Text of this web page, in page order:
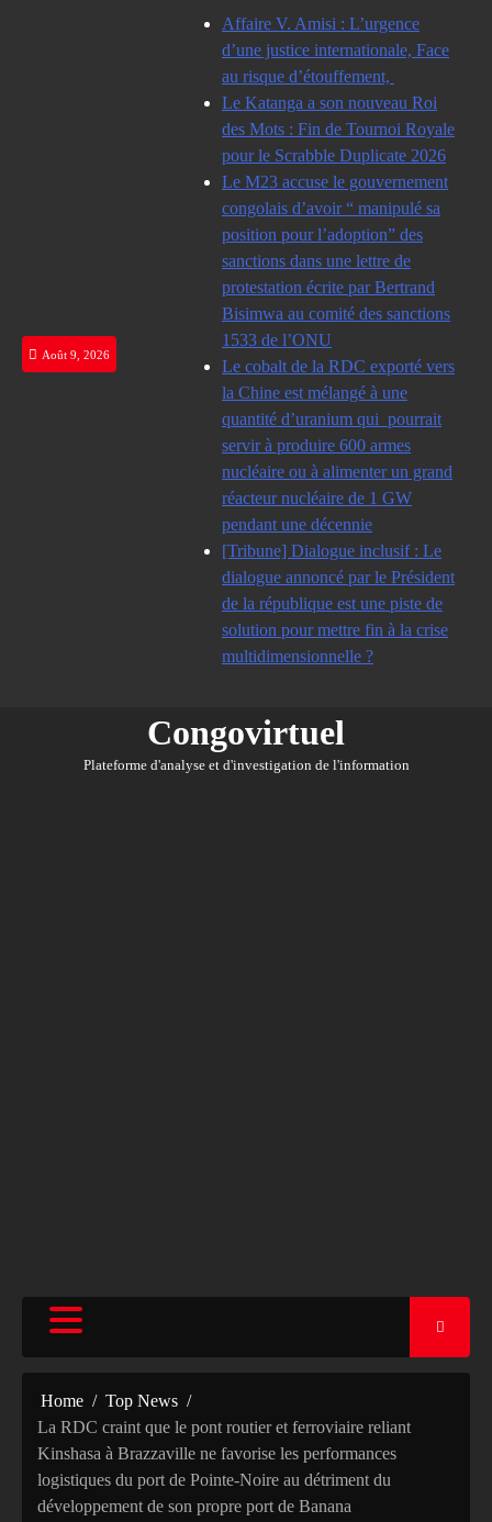
Août 9, 2026
Affaire V. Amisi : L’urgence
d’une justice internationale, Face
au risque d’étouffement,
Le Katanga a son nouveau Roi
des Mots : Fin de Tournoi Royale
pour le Scrabble Duplicate 2026
Le M23 accuse le gouvernement
congolais d’avoir “ manipulé sa
position pour l’adoption” des
sanctions dans une lettre de
protestation écrite par Bertrand
Bisimwa au comité des sanctions
1533 de l’ONU
Le cobalt de la RDC exporté vers
la Chine est mélangé à une
quantité d’uranium qui pourrait
servir à produire 600 armes
nucléaire ou à alimenter un grand
réacteur nucléaire de 1 GW
pendant une décennie
[Tribune] Dialogue inclusif : Le
dialogue annoncé par le Président
de la république est une piste de
solution pour mettre fin à la crise
multidimensionnelle ?
Congovirtuel
Plateforme d'analyse et d'investigation de l'information
Home
Top News
La RDC craint que le pont routier et ferroviaire reliant
Kinshasa à Brazzaville ne favorise les performances
logistiques du port de Pointe-Noire au détriment du
développement de son propre port de Banana